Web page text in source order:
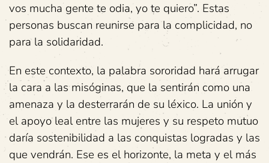
vos mucha gente te odia, yo te quiero”. Estas
personas buscan reunirse para la complicidad, no
para la solidaridad.
En este contexto, la palabra sororidad hará arrugar
la cara a las misóginas, que la sentirán como una
amenaza y la desterrarán de su léxico. La unión y
el apoyo leal entre las mujeres y su respeto mutuo
daría sostenibilidad a las conquistas logradas y las
que vendrán. Ese es el horizonte, la meta y el más